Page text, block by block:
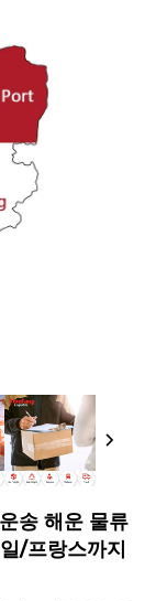
송 해운 물류
/프랑스까지